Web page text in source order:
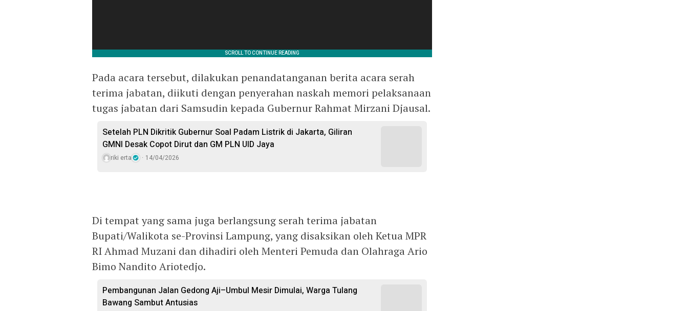
Pada acara tersebut, dilakukan penandatanganan berita acara serah
terima jabatan, diikuti dengan penyerahan naskah memori pelaksanaan
tugas jabatan dari Samsudin kepada Gubernur Rahmat Mirzani Djausal.
Setelah PLN Dikritik Gubernur Soal Padam Listrik di Jakarta, Giliran
GMNI Desak Copot Dirut dan GM PLN UID Jaya
riki erta 14/04/2026
Di tempat yang sama juga berlangsung serah terima jabatan
Bupati/Walikota se-Provinsi Lampung, yang disaksikan oleh Ketua MPR
RI Ahmad Muzani dan dihadiri oleh Menteri Pemuda dan Olahraga Ario
Bimo Nandito Ariotedjo.
Pembangunan Jalan Gedong Aji–Umbul Mesir Dimulai, Warga Tulang
Bawang Sambut Antusias